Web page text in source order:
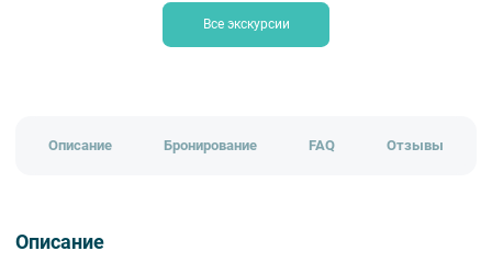
Все экскурсии
Описание Бронирование FAQ Отзывы
Описание